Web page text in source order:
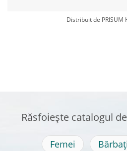
Distribuit de PRISUM
Răsfoiește catalogul
Femei Bărbați